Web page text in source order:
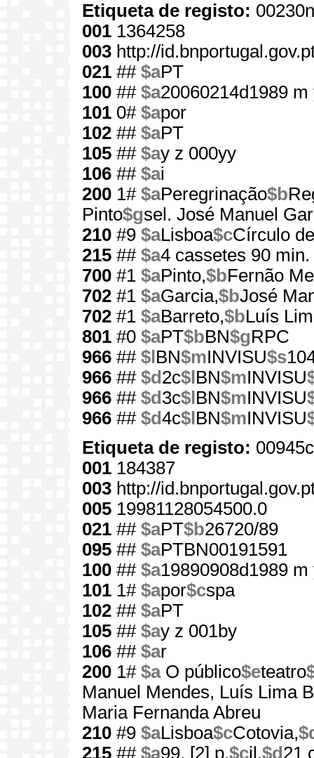
Etiqueta de registo:
001 1364258
003 http://
021 ## $aPT
100 ## $a20060214d1989
101 0# $apor
102 ## $aPT
105 ## $ay z 000yy
106 ## $ai
200 1# $aPeregrinação$b
Pinto$gsel. José Manuel
210 #9 $aLisboa$cCírculo
215 ## $a4 cassetes 90
700 #1 $aPinto,$bFernão
702 #1 $aGarcia,$bJosé
702 #1 $aBarreto,$bLuís
801 #0 $aPT$bBN$gRPC
966 ## $l BN$mINVISU$s
966 ## $d 2c$l BN$mINVISU
966 ## $d 3c$l BN$mINVISU
966 ## $d4c$l BN$mINVISU
Etiqueta de registo:
001 184387
003 http://
005 19981128054500.0
021 ## $aPT$b26720/89
095 ## $aPTBN00191591
100 ## $a19890908d1989
101 1# $apor$cspa
102 ## $aPT
105 ## $ay z 001by
106 ## $ar
200 1# $aO público$eteatro
Manuel Mendes, Luís Lima
Maria Fernanda Abreu
210 #9 $aLisboa$cCotovia,
215 ## $a99, [2] p.$cil.$d 21